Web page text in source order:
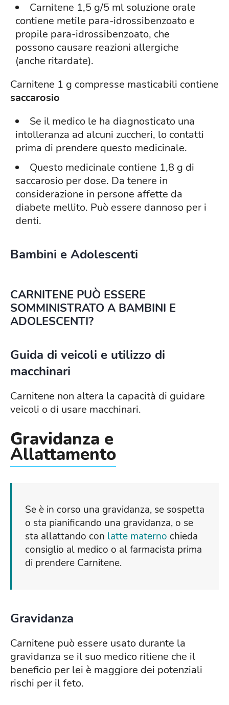
Carnitene 1,5 g/5 ml soluzione orale
contiene metile para-idrossibenzoato e
propile para-idrossibenzoato, che
possono causare reazioni allergiche
(anche ritardate).
Carnitene 1 g compresse masticabili contiene
saccarosio
Se il medico le ha diagnosticato una
intolleranza ad alcuni zuccheri, lo contatti
prima di prendere questo medicinale.
Questo medicinale contiene 1,8 g di
saccarosio per dose. Da tenere in
considerazione in persone affette da
diabete mellito. Può essere dannoso per i
denti.
Bambini e Adolescenti
CARNITENE PUÒ ESSERE
SOMMINISTRATO A BAMBINI E
ADOLESCENTI?
Guida di veicoli e utilizzo di
macchinari
Carnitene non altera la capacità di guidare
veicoli o di usare macchinari.
Gravidanza e
Allattamento
Se è in corso una gravidanza, se sospetta
o sta pianificando una gravidanza, o se
sta allattando con latte materno chieda
consiglio al medico o al farmacista prima
di prendere Carnitene.
Gravidanza
Carnitene può essere usato durante la
gravidanza se il suo medico ritiene che il
beneficio per lei è maggiore dei potenziali
rischi per il feto.